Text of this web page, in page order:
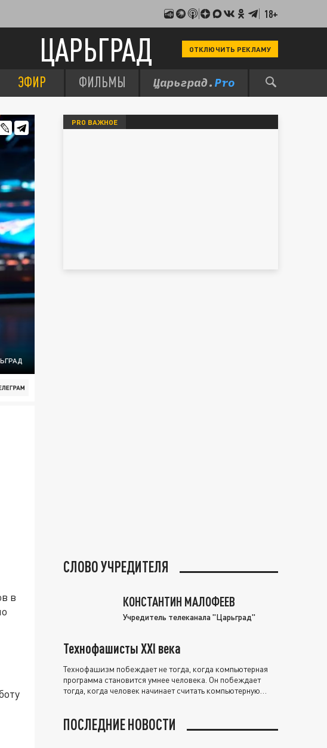
18+
ЦАРЬГРАД ОТКЛЮЧИТЬ РЕКЛАМУ
ЭФИР ФИЛЬМЫ
в
PRO ВАЖНОЕ
СЛОВО УЧРЕДИТЕЛЯ
КОНСТАНТИН МАЛОФЕЕВ
Учредитель телеканала "Царьград"
Технофашисты XXI века
Технофашизм побеждает не тогда, когда компьютерная
программа становится умнее человека. Он побеждает
тогда, когда человек начинает считать компьютерную
ПОСЛЕДНИЕ НОВОСТИ